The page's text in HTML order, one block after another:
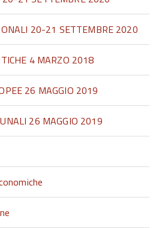
20-21 SETTEMBRE 2020
4 MARZO 2018
26 MAGGIO 2019
26 MAGGIO 2019